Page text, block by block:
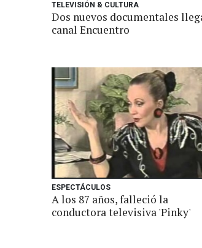
TELEVISIÓN & CULTURA
Dos nuevos documentales
canal Encuentro
ESPECTÁCULOS
A los 87 años, falleció la
conductora televisiva 'Pinky'